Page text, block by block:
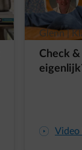
Glenn |
Check
arrow-play-fwd Video